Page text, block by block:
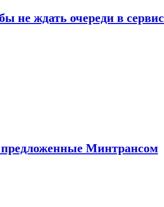
не ждать очереди в сервис
Минтрансом